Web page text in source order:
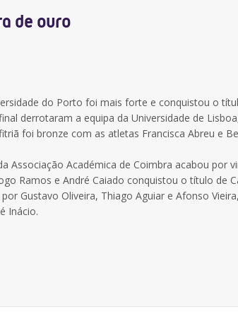
de ouro
do Porto foi mais forte e conquistou o
derrotaram a equipa da Universidade de
foi bronze com as atletas Francisca Abreu e
Associação Académica de Coimbra acabou por
Ramos e André Caiado conquistou o título de
Gustavo Oliveira, Thiago Aguiar e Afonso
Inácio.